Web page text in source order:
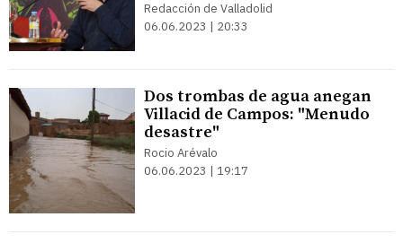
Redacción de Valladolid
06.06.2023 | 20:33
Dos trombas de agua anegan
Villacid de Campos: "Menudo
desastre"
Rocio Arévalo
06.06.2023 | 19:17